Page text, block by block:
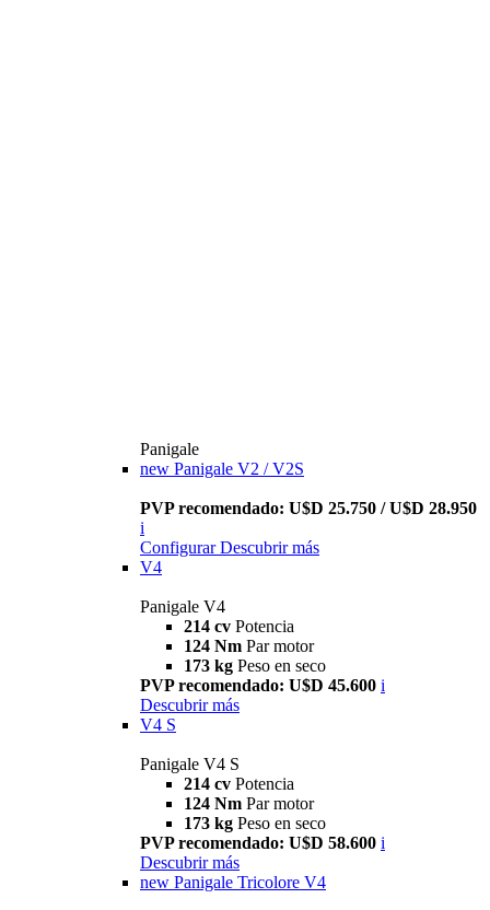
Panigale
new Panigale V2 / V2S
PVP recomendado: U$D 25.750 / U$D 28.950
i
Configurar Descubrir más
V4
Panigale V4
214 cv Potencia
124 Nm Par motor
173 kg Peso en seco
PVP recomendado: U$D 45.600 i
Descubrir más
V4 S
Panigale V4 S
214 cv Potencia
124 Nm Par motor
173 kg Peso en seco
PVP recomendado: U$D 58.600 i
Descubrir más
new Panigale Tricolore V4